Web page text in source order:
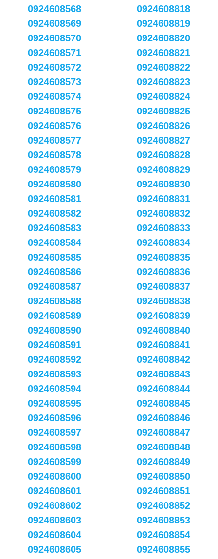
0924608568
0924608569
0924608570
0924608571
0924608572
0924608573
0924608574
0924608575
0924608576
0924608577
0924608578
0924608579
0924608580
0924608581
0924608582
0924608583
0924608584
0924608585
0924608586
0924608587
0924608588
0924608589
0924608590
0924608591
0924608592
0924608593
0924608594
0924608595
0924608596
0924608597
0924608598
0924608599
0924608600
0924608601
0924608602
0924608603
0924608604
0924608605
0924608818
0924608819
0924608820
0924608821
0924608822
0924608823
0924608824
0924608825
0924608826
0924608827
0924608828
0924608829
0924608830
0924608831
0924608832
0924608833
0924608834
0924608835
0924608836
0924608837
0924608838
0924608839
0924608840
0924608841
0924608842
0924608843
0924608844
0924608845
0924608846
0924608847
0924608848
0924608849
0924608850
0924608851
0924608852
0924608853
0924608854
0924608855